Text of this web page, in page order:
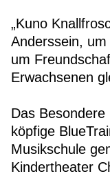
„Kuno
Anderssein, um
um
Erwachsenen
Das
köpfige
Musikschule
Kindertheater